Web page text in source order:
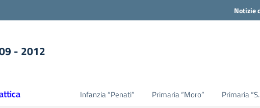
Notizie
- 2012
Infanzia “Penati” Primaria “Moro” Primaria